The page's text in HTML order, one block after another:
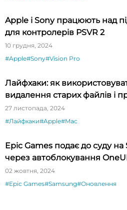
Apple і Sony працюють над
для контролерів PSVR 2
10 грудня, 2024
#Apple#Sony#Vision Pro
Лайфхаки: як
видалення старих файлів і
27 листопада, 2024
#Лайфхаки#Apple#Mac
Epic Games подає до суду на
через автоблокування
02 жовтня, 2024
#Epic Games#Samsung#Оновлення